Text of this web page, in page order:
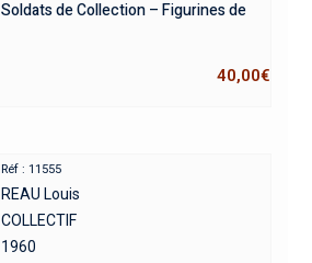
Soldats de Collection – Figurines de
40,00€
Réf : 11555
REAU Louis
COLLECTIF
1960